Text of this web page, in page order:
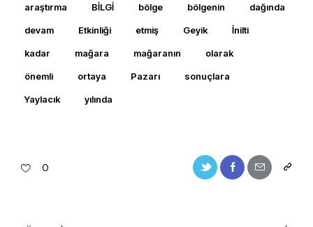
araştırma BİLGİ bölge bölgenin dağında
devam Etkinliği etmiş Geyik İnilti
kadar mağara mağaranın olarak
önemli ortaya Pazarı sonuçlara
Yaylacık yılında
0